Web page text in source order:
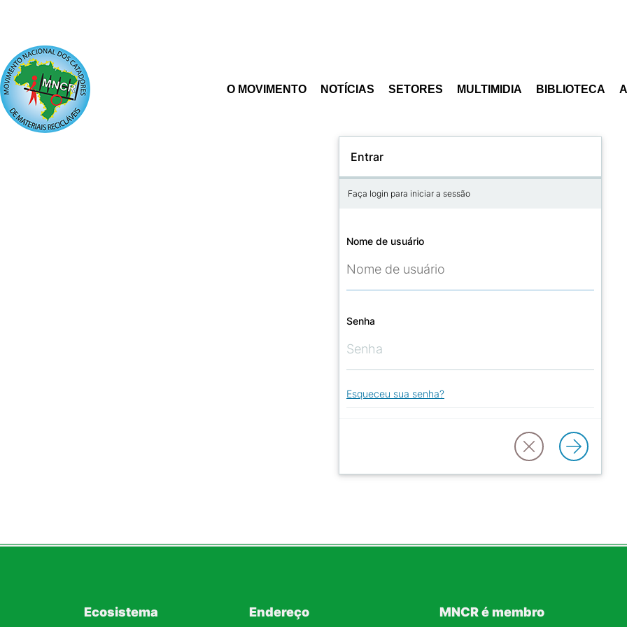
O MOVIMENTO NOTÍCIAS SETORES MULTIMIDIA BIBLIOTECA
Entrar
Faça login para iniciar a sessão
Nome de usuário
Senha
Esqueceu sua senha?
Ecosistema Endereço MNCR é membro